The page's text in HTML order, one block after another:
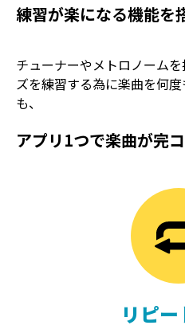
練習が楽になる機能を
チューナーやメトロノーム
ズを練習する為に楽曲を何
も、
アプリ1つで楽曲が完
リピ